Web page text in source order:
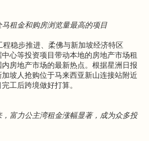
租金和购房浏览量最高的项目
程稳步推进、柔佛与新加坡经济特区
中心等投资项目带动本地的房地产市场租
房地产市场的最新热点。根据星洲日报
坡人抢购位于马来西亚新山连接站附近
工后跨境做好打算。
富力公主湾租金涨幅显著，成为众多投